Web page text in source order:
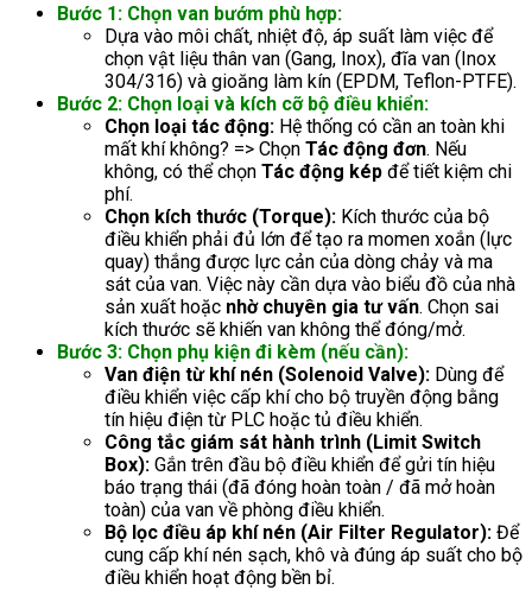
Bước 1: Chọn van bướm phù hợp:
Dựa vào môi chất, nhiệt độ, áp suất làm việc để
chọn vật liệu thân van (Gang, Inox), đĩa van (Inox
304/316) và gioăng làm kín (EPDM, Teflon-PTFE).
Bước 2: Chọn loại và kích cỡ bộ điều khiển:
Chọn loại tác động: Hệ thống có cần an toàn khi
mất khí không? => Chọn Tác động đơn. Nếu
không, có thể chọn Tác động kép để tiết kiệm chi
phí.
Chọn kích thước (Torque): Kích thước của bộ
điều khiển phải đủ lớn để tạo ra momen xoắn (lực
quay) thắng được lực cản của dòng chảy và ma
sát của van. Việc này cần dựa vào biểu đồ của nhà
sản xuất hoặc nhờ chuyên gia tư vấn. Chọn sai
kích thước sẽ khiến van không thể đóng/mở.
Bước 3: Chọn phụ kiện đi kèm (nếu cần):
Van điện từ khí nén (Solenoid Valve): Dùng để
điều khiển việc cấp khí cho bộ truyền động bằng
tín hiệu điện từ PLC hoặc tủ điều khiển.
Công tắc giám sát hành trình (Limit Switch
Box): Gắn trên đầu bộ điều khiển để gửi tín hiệu
báo trạng thái (đã đóng hoàn toàn / đã mở hoàn
toàn) của van về phòng điều khiển.
Bộ lọc điều áp khí nén (Air Filter Regulator): Để
cung cấp khí nén sạch, khô và đúng áp suất cho bộ
điều khiển hoạt động bền bỉ.